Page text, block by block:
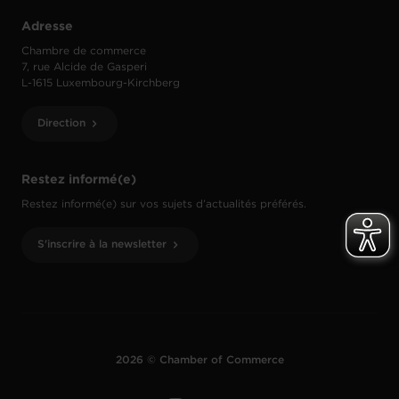
Restez informé(e)
Restez informé(e) sur vos sujets d’actualités préférés.
S'inscrire à la newsletter
Adresse
Chambre de commerce
7, rue Alcide de Gasperi
L-1615 Luxembourg-Kirchberg
Direction
2026 © Chamber of Commerce